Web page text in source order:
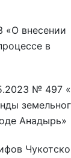
«О внесении
в
№ 497
Анадырь»